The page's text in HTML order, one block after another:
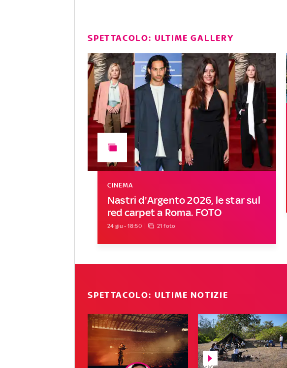
SPETTACOLO: ULTIME GALLERY
Nastri d'Argento 2026, le star sul
red carpet a Roma. FOTO
CINEMA
24 giu - 18:50 21 foto
SPETTACOLO: ULTIME NOTIZIE